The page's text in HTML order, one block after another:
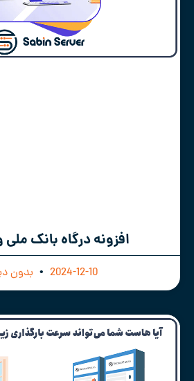
افزونه درگاه بانک
2024-12-10 بدون